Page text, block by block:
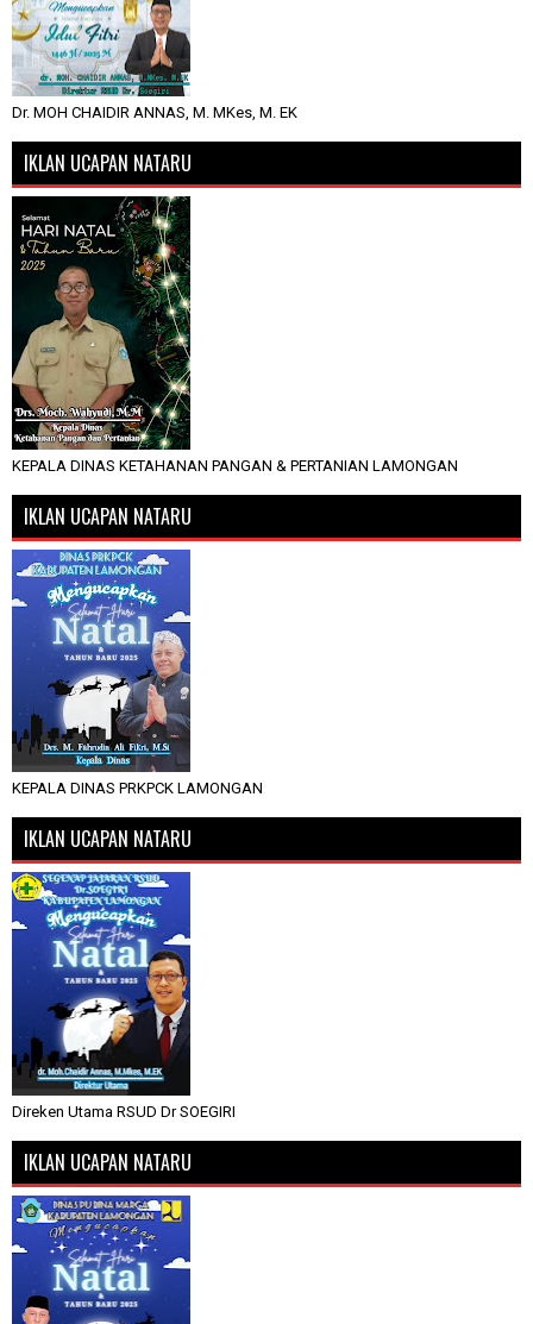
Dr. MOH CHAIDIR ANNAS, M. MKes, M. EK
IKLAN UCAPAN NATARU
KEPALA DINAS KETAHANAN PANGAN & PERTANIAN LAMONGAN
IKLAN UCAPAN NATARU
KEPALA DINAS PRKPCK LAMONGAN
IKLAN UCAPAN NATARU
Direken Utama RSUD Dr SOEGIRI
IKLAN UCAPAN NATARU